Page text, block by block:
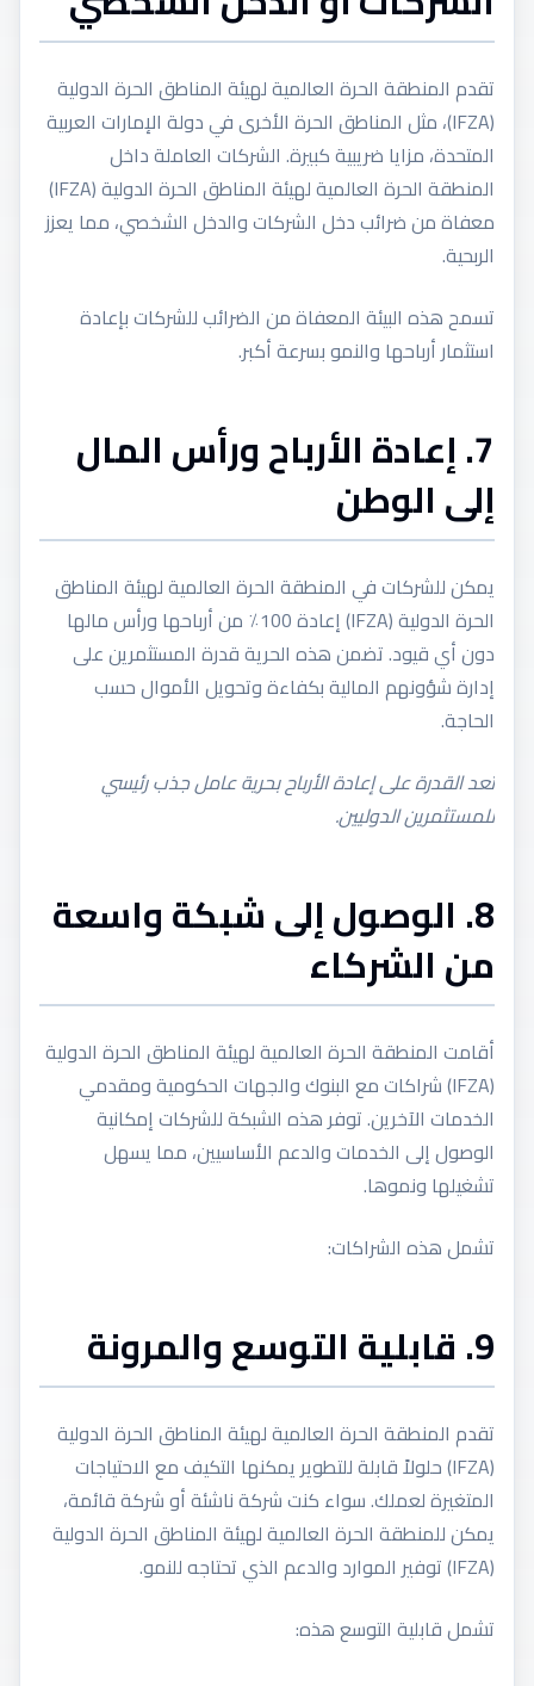
تقدم المنطقة الحرة العالمية لهيئة المناطق الحرة الدولية
(IFZA)، مثل المناطق الحرة الأخرى في دولة الإمارات العربية
المتحدة، مزايا ضريبية كبيرة. الشركات العاملة داخل
المنطقة الحرة العالمية لهيئة المناطق الحرة الدولية (IFZA)
معفاة من ضرائب دخل الشركات والدخل الشخصي، مما يعزز
الربحية.
تسمح هذه البيئة المعفاة من الضرائب للشركات بإعادة
استثمار أرباحها والنمو بسرعة أكبر.
7. إعادة الأرباح ورأس المال
إلى الوطن
يمكن للشركات في المنطقة الحرة العالمية لهيئة المناطق
الحرة الدولية (IFZA) إعادة 100٪ من أرباحها ورأس مالها
دون أي قيود. تضمن هذه الحرية قدرة المستثمرين على
إدارة شؤونهم المالية بكفاءة وتحويل الأموال حسب
الحاجة.
تعد القدرة على إعادة الأرباح بحرية عامل جذب رئيسي
للمستثمرين الدوليين.
8. الوصول إلى شبكة واسعة
من الشركاء
أقامت المنطقة الحرة العالمية لهيئة المناطق الحرة الدولية
(IFZA) شراكات مع البنوك والجهات الحكومية ومقدمي
الخدمات الآخرين. توفر هذه الشبكة للشركات إمكانية
الوصول إلى الخدمات والدعم الأساسيين، مما يسهل
تشغيلها ونموها.
تشمل هذه الشراكات:
9. قابلية التوسع والمرونة
تقدم المنطقة الحرة العالمية لهيئة المناطق الحرة الدولية
(IFZA) حلولاً قابلة للتطوير يمكنها التكيف مع الاحتياجات
المتغيرة لعملك. سواء كنت شركة ناشئة أو شركة قائمة،
يمكن للمنطقة الحرة العالمية لهيئة المناطق الحرة الدولية
(IFZA) توفير الموارد والدعم الذي تحتاجه للنمو.
تشمل قابلية التوسع هذه: